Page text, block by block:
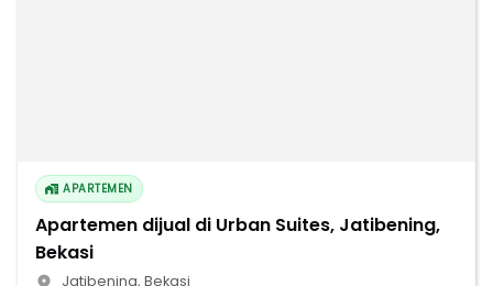
APARTEMEN
Apartemen dijual di Urban Suites, Jatibening,
Bekasi
Jatibening, Bekasi